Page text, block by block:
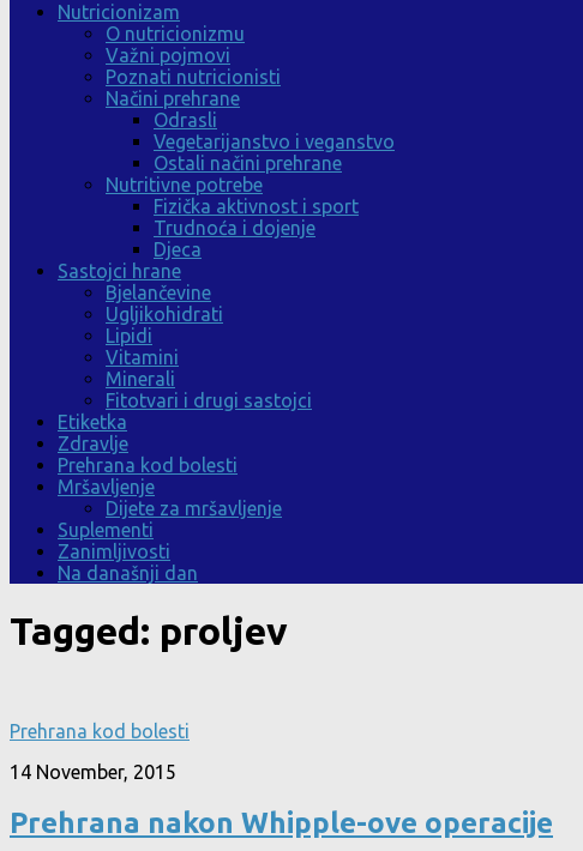
Nutricionizam
O nutricionizmu
Važni pojmovi
Poznati nutricionisti
Načini prehrane
Odrasli
Vegetarijanstvo i veganstvo
Ostali načini prehrane
Nutritivne potrebe
Fizička aktivnost i sport
Trudnoća i dojenje
Djeca
Sastojci hrane
Bjelančevine
Ugljikohidrati
Lipidi
Vitamini
Minerali
Fitotvari i drugi sastojci
Etiketka
Zdravlje
Prehrana kod bolesti
Mršavljenje
Dijete za mršavljenje
Suplementi
Zanimljivosti
Na današnji dan
Tagged: proljev
Prehrana kod bolesti
14 November, 2015
Prehrana nakon Whipple-ove operacije